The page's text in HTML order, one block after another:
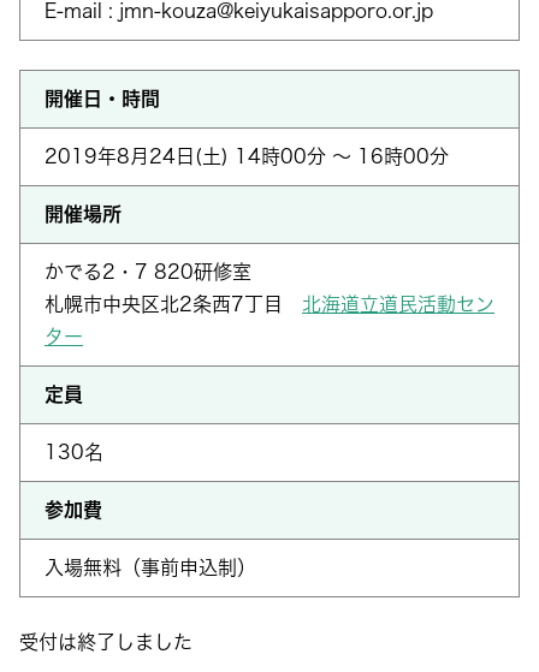
E-mail : jmn-kouza@keiyukaisapporo.or.jp
開催日・時間
2019年8月24日(土) 14時00分 ～ 16時00分
開催場所
かでる2・7 820研修室
札幌市中央区北2条西7丁目 北海道立道民活動セン
ター
定員
130名
参加費
入場無料（事前申込制）
受付は終了しました